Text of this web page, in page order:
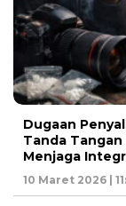
Dugaan
Tanda Tangan
Menjaga
10 Maret 2026 |